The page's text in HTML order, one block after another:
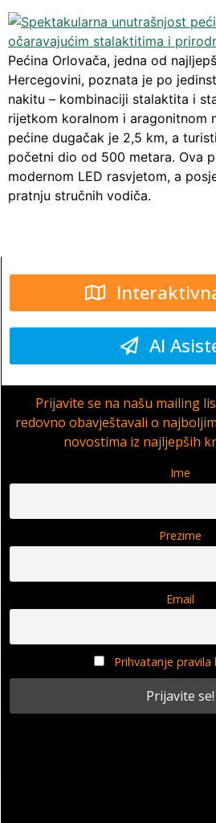
Pećina Orlovača, jedna od
Hercegovini, poznata je po
nakitu – kombinaciji stalaktita i
rijetkom koralnom i aragonitnom
pećine dugačak je 2,5 km, a
početni dio od 500 metara. Ova
modernom LED rasvjetom, a
pratnju stručnih vodiča.
AI
Prijavite se na našu mailing
redovno obavještavali o
novostima iz najljepših
Ime
Prezime
Email
Prihvatanje pravila